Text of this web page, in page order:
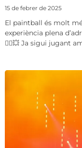
15 de febrer de 2025
El paintball és molt
experiència plena
🏃‍♂️💥 Ja sigui jugant